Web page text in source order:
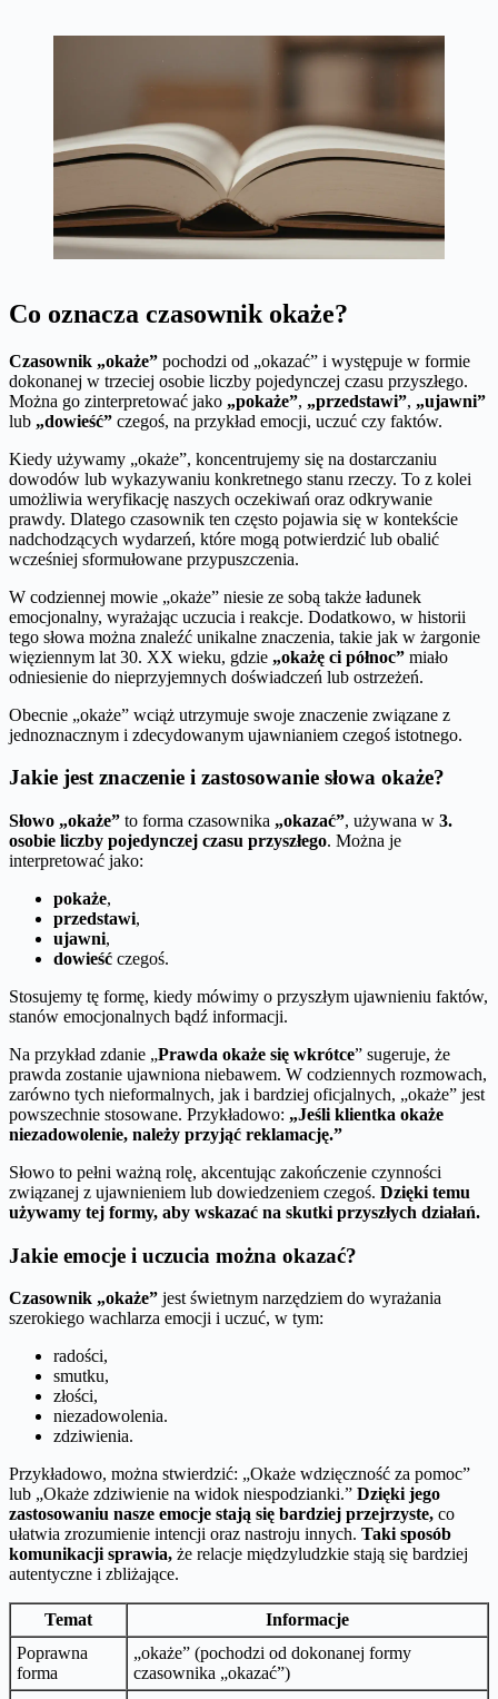
Co oznacza czasownik okaże?
Czasownik „okaże” pochodzi od „okazać” i występuje w formie
dokonanej w trzeciej osobie liczby pojedynczej czasu przyszłego.
Można go zinterpretować jako „pokaże”, „przedstawi”, „ujawni”
lub „dowieść” czegoś, na przykład emocji, uczuć czy faktów.
Kiedy używamy „okaże”, koncentrujemy się na dostarczaniu
dowodów lub wykazywaniu konkretnego stanu rzeczy. To z kolei
umożliwia weryfikację naszych oczekiwań oraz odkrywanie
prawdy. Dlatego czasownik ten często pojawia się w kontekście
nadchodzących wydarzeń, które mogą potwierdzić lub obalić
wcześniej sformułowane przypuszczenia.
W codziennej mowie „okaże” niesie ze sobą także ładunek
emocjonalny, wyrażając uczucia i reakcje. Dodatkowo, w historii
tego słowa można znaleźć unikalne znaczenia, takie jak w żargonie
więziennym lat 30. XX wieku, gdzie „okażę ci północ” miało
odniesienie do nieprzyjemnych doświadczeń lub ostrzeżeń.
Obecnie „okaże” wciąż utrzymuje swoje znaczenie związane z
jednoznacznym i zdecydowanym ujawnianiem czegoś istotnego.
Jakie jest znaczenie i zastosowanie słowa okaże?
Słowo „okaże” to forma czasownika „okazać”, używana w 3.
osobie liczby pojedynczej czasu przyszłego. Można je
interpretować jako:
pokaże,
przedstawi,
ujawni,
dowieść czegoś.
Stosujemy tę formę, kiedy mówimy o przyszłym ujawnieniu faktów,
stanów emocjonalnych bądź informacji.
Na przykład zdanie „Prawda okaże się wkrótce” sugeruje, że
prawda zostanie ujawniona niebawem. W codziennych rozmowach,
zarówno tych nieformalnych, jak i bardziej oficjalnych, „okaże” jest
powszechnie stosowane. Przykładowo: „Jeśli klientka okaże
niezadowolenie, należy przyjąć reklamację.”
Słowo to pełni ważną rolę, akcentując zakończenie czynności
związanej z ujawnieniem lub dowiedzeniem czegoś. Dzięki temu
używamy tej formy, aby wskazać na skutki przyszłych działań.
Jakie emocje i uczucia można okazać?
Czasownik „okaże” jest świetnym narzędziem do wyrażania
szerokiego wachlarza emocji i uczuć, w tym:
radości,
smutku,
złości,
niezadowolenia.
zdziwienia.
Przykładowo, można stwierdzić: „Okaże wdzięczność za pomoc”
lub „Okaże zdziwienie na widok niespodzianki.” Dzięki jego
zastosowaniu nasze emocje stają się bardziej przejrzyste, co
ułatwia zrozumienie intencji oraz nastroju innych. Taki sposób
komunikacji sprawia, że relacje międzyludzkie stają się bardziej
autentyczne i zbliżające.
Temat
Informacje
Poprawna
forma
„okaże” (pochodzi od dokonanej formy
czasownika „okazać”)